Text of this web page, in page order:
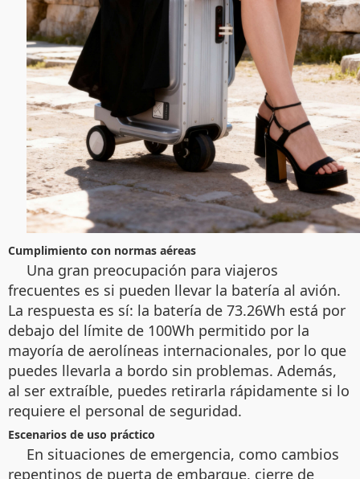
Cumplimiento con normas aéreas
Una gran preocupación para viajeros
frecuentes es si pueden llevar la batería al avión.
La respuesta es sí: la batería de 73.26Wh está por
debajo del límite de 100Wh permitido por la
mayoría de aerolíneas internacionales, por lo que
puedes llevarla a bordo sin problemas. Además,
al ser extraíble, puedes retirarla rápidamente si lo
requiere el personal de seguridad.
Escenarios de uso práctico
En situaciones de emergencia, como cambios
repentinos de puerta de embarque, cierre de